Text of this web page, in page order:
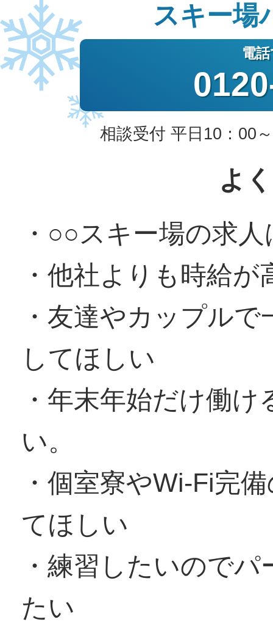
スキー場
相談受付 平日10：00
よ
・○○スキー場の求
・他社よりも時給
・友達やカップル
してほしい
・年末年始だけ働
い。
・個室寮やWi-Fi完
てほしい
・練習したいので
たい